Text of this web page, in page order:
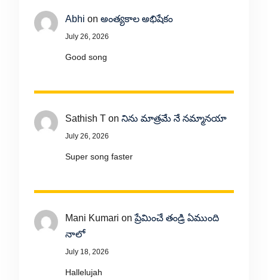
Abhi on అంత్యకాల అభిషేకం
July 26, 2026
Good song
Sathish Ton నిను మాత్రమే నే నమ్మానయా
July 26, 2026
Super song faster
Mani Kumari onప్రేమించే తండ్రి ఏముంది
నాలో
July 18, 2026
Hallelujah